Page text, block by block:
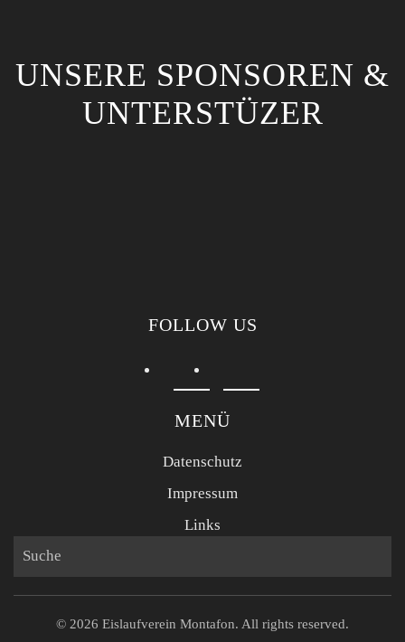
UNSERE SPONSOREN &
UNTERSTÜZER
FOLLOW US
MENÜ
Datenschutz
Impressum
Links
© 2026 Eislaufverein Montafon. All rights reserved.